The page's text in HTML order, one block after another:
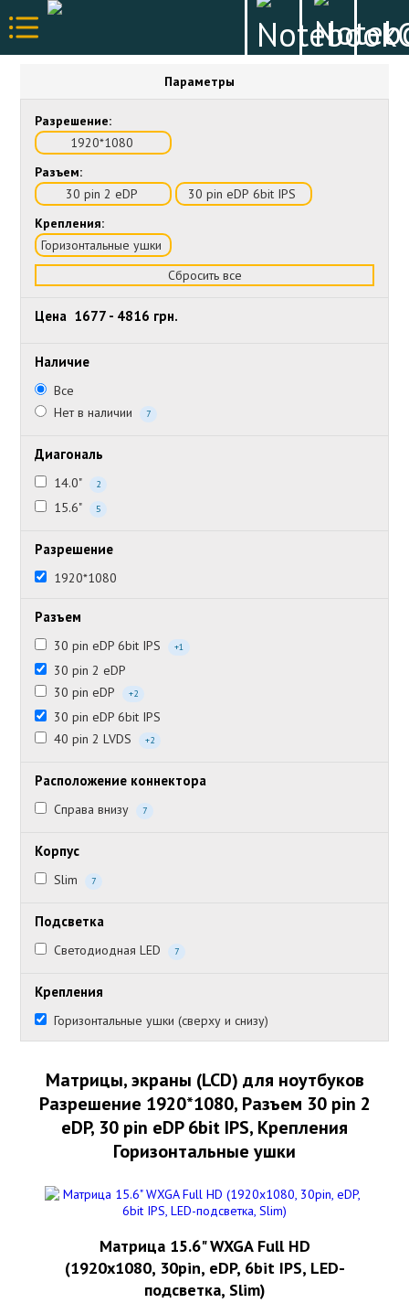
Параметры
Разрешение:
1920*1080
Разъем:
30 pin 2 eDP
30 pin eDP 6bit IPS
Крепления:
Горизонтальные ушки
Сбросить все
Цена 1677 - 4816 грн.
Наличие
Все
Нет в наличии
7
Диагональ
14.0" 2
15.6" 5
Разрешение
1920*1080
Разъем
30 pin eDP 6bit IPS +1
30 pin 2 eDP
30 pin eDP
+2
30 pin eDP 6bit IPS
40 pin 2 LVDS
+2
Расположение коннектора
Справа внизу 7
Корпус
Slim 7
Подсветка
Светодиодная LED 7
Крепления
Горизонтальные ушки (сверху и снизу)
Матрицы, экраны (LCD) для ноутбуков
Разрешение 1920*1080, Разъем 30 pin 2
eDP, 30 pin eDP 6bit IPS, Крепления
Горизонтальные ушки
Матрица 15.6" WXGA Full HD
(1920x1080, 30pin, eDP, 6bit IPS, LED-
подсветка, Slim)